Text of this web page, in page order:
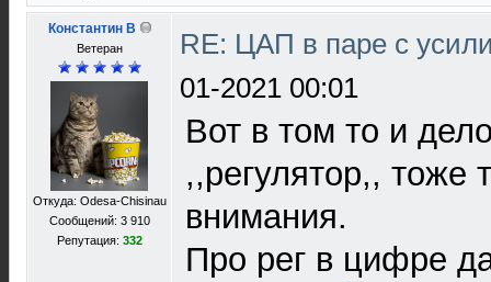
Константин В
Ветеран
Откуда: Odesa-Chisinau
Сообщений: 3 910
Репутация: 332
RE: ЦАП в паре с
01-2021 00:01
Вот в том то и
,,регулятор,, тоже
внимания.
Про рег в цифре